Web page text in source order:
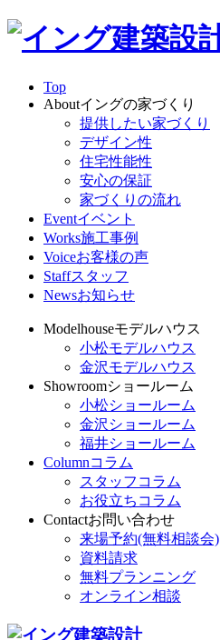
Top
Aboutイングの家づくり
提供したい家づくり
デザイン性
住宅性能性
安心の保証
家づくりの流れ
Eventイベント
Works施工事例
Voiceお客様の声
Staffスタッフ
Newsお知らせ
Modelhouseモデルハウス
小松モデルハウス
金沢モデルハウス
Showroomショールーム
小松ショールーム
金沢ショールーム
福井ショールーム
Columnコラム
スタッフコラム
お役立ちコラム
Contactお問い合わせ
来場予約(無料相談会)
資料請求
無料プランニング
オンライン相談